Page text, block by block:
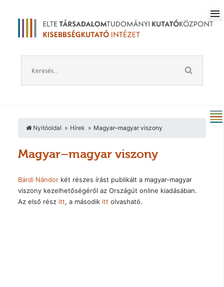
Nyitóoldal Hírek Magyar–magyar viszony
Magyar–magyar viszony
Bárdi Nándorkét részes írást publikált a magyar-magyar
viszony kezelhetőségéről az Országút online kiadásában.
Az első rész itt, a második itt olvasható.